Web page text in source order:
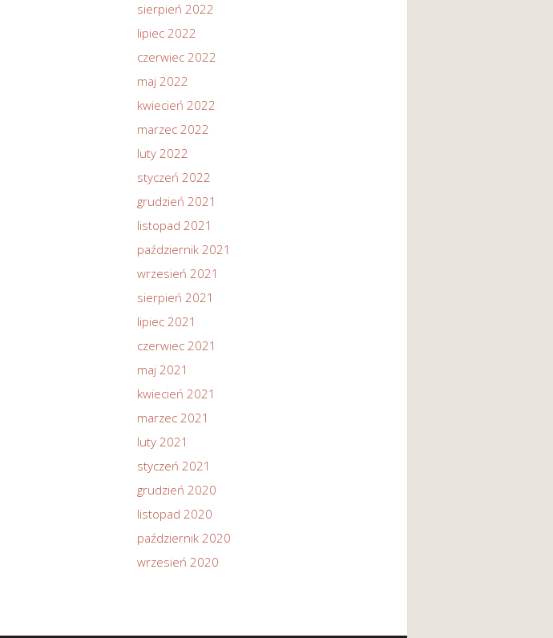
sierpień 2022
lipiec 2022
czerwiec 2022
maj 2022
kwiecień 2022
marzec 2022
luty 2022
styczeń 2022
grudzień 2021
listopad 2021
październik 2021
wrzesień 2021
sierpień 2021
lipiec 2021
czerwiec 2021
maj 2021
kwiecień 2021
marzec 2021
luty 2021
styczeń 2021
grudzień 2020
listopad 2020
październik 2020
wrzesień 2020